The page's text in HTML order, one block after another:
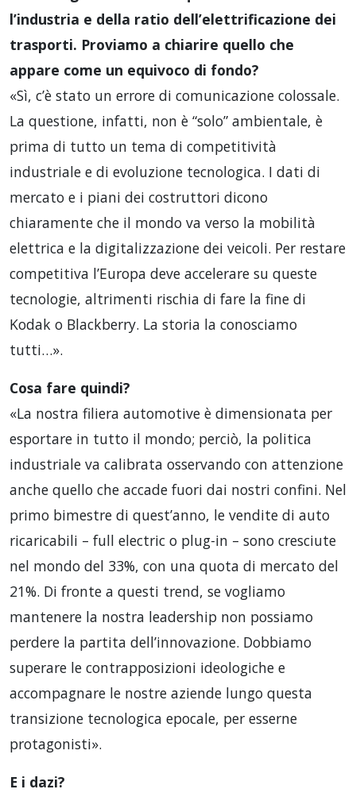
l’industria e della ratio dell’elettrificazione dei
trasporti. Proviamo a chiarire quello che
appare come un equivoco di fondo?
«Sì, c’è stato un errore di comunicazione colossale.
La questione, infatti, non è “solo” ambientale, è
prima di tutto un tema di competitività
industriale e di evoluzione tecnologica. I dati di
mercato e i piani dei costruttori dicono
chiaramente che il mondo va verso la mobilità
elettrica e la digitalizzazione dei veicoli. Per restare
competitiva l’Europa deve accelerare su queste
tecnologie, altrimenti rischia di fare la fine di
Kodak o Blackberry. La storia la conosciamo
tutti…».
Cosa fare quindi?
«La nostra filiera automotive è dimensionata per
esportare in tutto il mondo; perciò, la politica
industriale va calibrata osservando con attenzione
anche quello che accade fuori dai nostri confini. Nel
primo bimestre di quest’anno, le vendite di auto
ricaricabili – full electric o plug-in – sono cresciute
nel mondo del 33%, con una quota di mercato del
21%. Di fronte a questi trend, se vogliamo
mantenere la nostra leadership non possiamo
perdere la partita dell’innovazione. Dobbiamo
superare le contrapposizioni ideologiche e
accompagnare le nostre aziende lungo questa
transizione tecnologica epocale, per esserne
protagonisti».
E i dazi?